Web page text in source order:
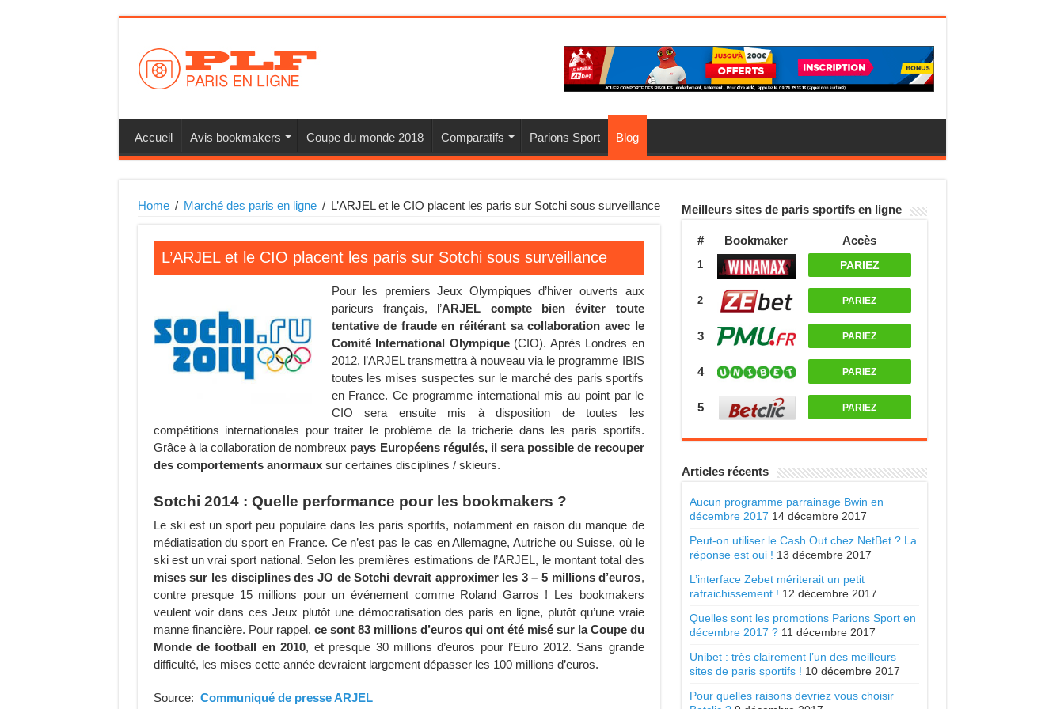
Accueil Avis bookmakers Coupe du monde 2018 Comparatifs Parions Sport Blog
Home / Marché des paris en ligne / L’ARJEL et le CIO placent les paris sur Sotchi sous surveillance
L’ARJEL et le CIO placent les paris sur Sotchi sous surveillance
Pour les premiers Jeux Olympiques d’hiver ouverts aux
parieurs français, l’ARJEL compte bien éviter toute
tentative de fraude en réitérant sa collaboration avec le
Comité International Olympique(CIO). Après Londres en
2012, l’ARJEL transmettra à nouveau via le programme IBIS
toutes les mises suspectes sur le marché des paris sportifs
en France. Ce programme international mis au point par le
CIO sera ensuite mis à disposition de toutes les
compétitions internationales pour traiter le problème de la tricherie dans les paris sportifs.
Grâce à la collaboration de nombreux pays Européens régulés, il sera possible de recouper
des comportements anormauxsur certaines disciplines / skieurs.
Sotchi 2014 : Quelle performance pour les bookmakers ?
Le ski est un sport peu populaire dans les paris sportifs, notamment en raison du manque de
médiatisation du sport en France. Ce n’est pas le cas en Allemagne, Autriche ou Suisse, où le
ski est un vrai sport national. Selon les premières estimations de l’ARJEL, le montant total des
mises sur les disciplines des JO de Sotchi devrait approximer les 3 – 5 millions d’euros,
contre presque 15 millions pour un événement comme Roland Garros ! Les bookmakers
veulent voir dans ces Jeux plutôt une démocratisation des paris en ligne, plutôt qu’une vraie
manne financière. Pour rappel, ce sont 83 millions d’euros qui ont été misé sur la Coupe du
Monde de football en 2010, et presque 30 millions d’euros pour l’Euro 2012. Sans grande
difficulté, les mises cette année devraient largement dépasser les 100 millions d’euros.
Source: Communiqué de presse ARJEL
Meilleurs sites de paris sportifs en ligne
# Bookmaker Accès
1 PARIEZ
2 PARIEZ
3 PARIEZ
4 PARIEZ
5 PARIEZ
Articles récents
Aucun programme parrainage Bwin en
décembre 2017 14 décembre 2017
Peut-on utiliser le Cash Out chez NetBet ? La
réponse est oui ! 13 décembre 2017
L’interface Zebet mériterait un petit
rafraichissement ! 12 décembre 2017
Quelles sont les promotions Parions Sport en
décembre 2017 ? 11 décembre 2017
Unibet : très clairement l’un des meilleurs
sites de paris sportifs ! 10 décembre 2017
Pour quelles raisons devriez vous choisir